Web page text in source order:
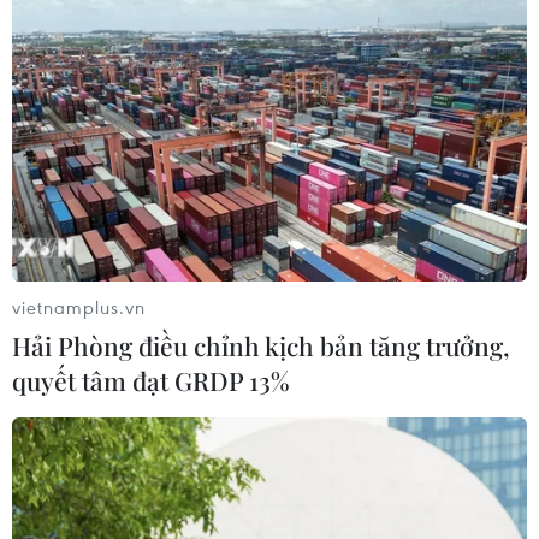
vietnamplus.vn
Hải Phòng điều chỉnh kịch bản tăng trưởng,
quyết tâm đạt GRDP 13%